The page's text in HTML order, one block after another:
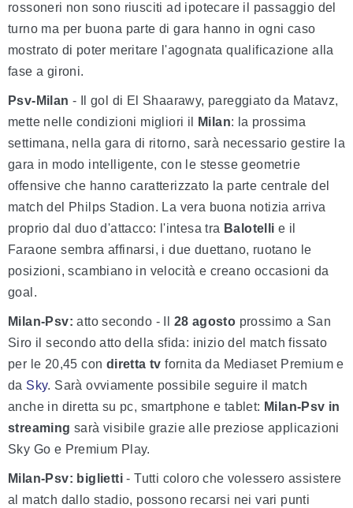
rossoneri non sono riusciti ad ipotecare il passaggio del
turno ma per buona parte di gara hanno in ogni caso
mostrato di poter meritare l'agognata qualificazione alla
fase a gironi.
Psv-Milan - Il gol di El Shaarawy, pareggiato da Matavz,
mette nelle condizioni migliori il
Milan: la prossima
settimana, nella gara di ritorno, sarà necessario gestire la
gara in modo intelligente, con le stesse geometrie
offensive che hanno caratterizzato la parte centrale del
match del Philps Stadion. La vera buona notizia arriva
proprio dal duo d'attacco: l'intesa tra Balotelli e il
Faraone sembra affinarsi, i due duettano, ruotano le
posizioni, scambiano in velocità e creano occasioni da
goal.
Milan-Psv: atto secondo - Il 28 agosto prossimo a San
Siro il secondo atto della sfida: inizio del match fissato
per le 20,45 con diretta tv fornita da Mediaset Premium e
da Sky. Sarà ovviamente possibile seguire il match
anche in diretta su pc, smartphone e tablet: Milan-Psv in
streaming sarà visibile grazie alle preziose applicazioni
Sky Go e Premium Play.
Milan-Psv: biglietti - Tutti coloro che volessero assistere
al match dallo stadio, possono recarsi nei vari punti